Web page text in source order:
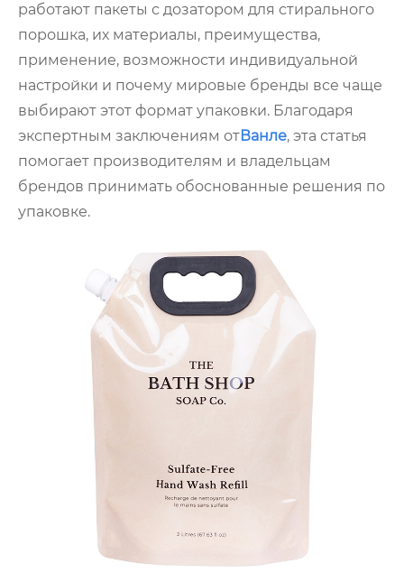
работают пакеты с дозатором для стирального
порошка, их материалы, преимущества,
применение, возможности индивидуальной
настройки и почему мировые бренды все чаще
выбирают этот формат упаковки. Благодаря
экспертным заключениям отВанле, эта статья
помогает производителям и владельцам
брендов принимать обоснованные решения по
упаковке.